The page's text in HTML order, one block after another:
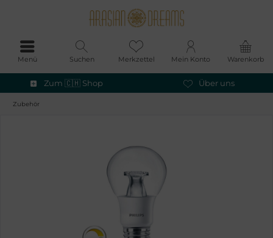
Zum 🇨🇭 Shop Über uns
Menü Warenkorb
Merkzettel Mein Konto
Suchen
Zubehör